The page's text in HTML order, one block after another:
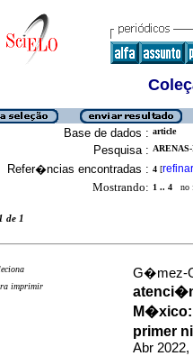
Base de dados : article
Pesquisa :
Refer�ncias encontradas : 4 [refinar
Mostrando: 1 .. 4 no
de 1
imprimir
G�mez-
M�xico:
primer
Abr 2022,